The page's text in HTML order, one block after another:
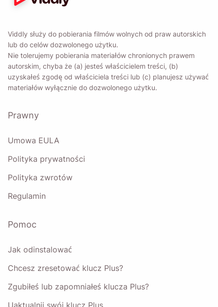
Viddly służy do pobierania filmów wolnych od praw autorskich
lub do celów dozwolonego użytku.
Nie tolerujemy pobierania materiałów chronionych prawem
autorskim, chyba że (a) jesteś właścicielem treści, (b)
uzyskałeś zgodę od właściciela treści lub (c) planujesz używać
materiałów wyłącznie do dozwolonego użytku.
Prawny
Umowa EULA
Polityka prywatności
Polityka zwrotów
Regulamin
Pomoc
Jak odinstalować
Chcesz zresetować klucz Plus?
Zgubiłeś lub zapomniałeś klucza Plus?
Uaktualnij swój klucz Plus
Email
Zaznaczając tę ​​opcję zgadzasz się z naszą
Polityką
Prywatności